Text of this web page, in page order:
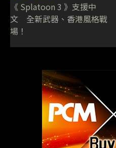
《 Splatoon 3 》支援中
文 全新武器、香港風格戰
場！